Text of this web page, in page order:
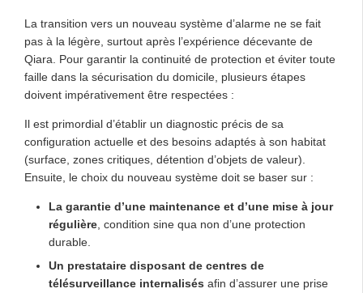
La transition vers un nouveau système d’alarme ne se fait
pas à la légère, surtout après l’expérience décevante de
Qiara. Pour garantir la continuité de protection et éviter toute
faille dans la sécurisation du domicile, plusieurs étapes
doivent impérativement être respectées :
Il est primordial d’établir un diagnostic précis de sa
configuration actuelle et des besoins adaptés à son habitat
(surface, zones critiques, détention d’objets de valeur).
Ensuite, le choix du nouveau système doit se baser sur :
La garantie d’une maintenance et d’une mise à jour
régulière , condition sine qua non d’une protection
durable.
Un prestataire disposant de centres de
télésurveillance internalisés afin d’assurer une prise